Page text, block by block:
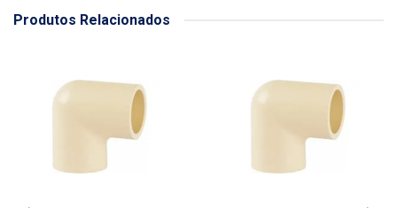
Produtos Relacionados